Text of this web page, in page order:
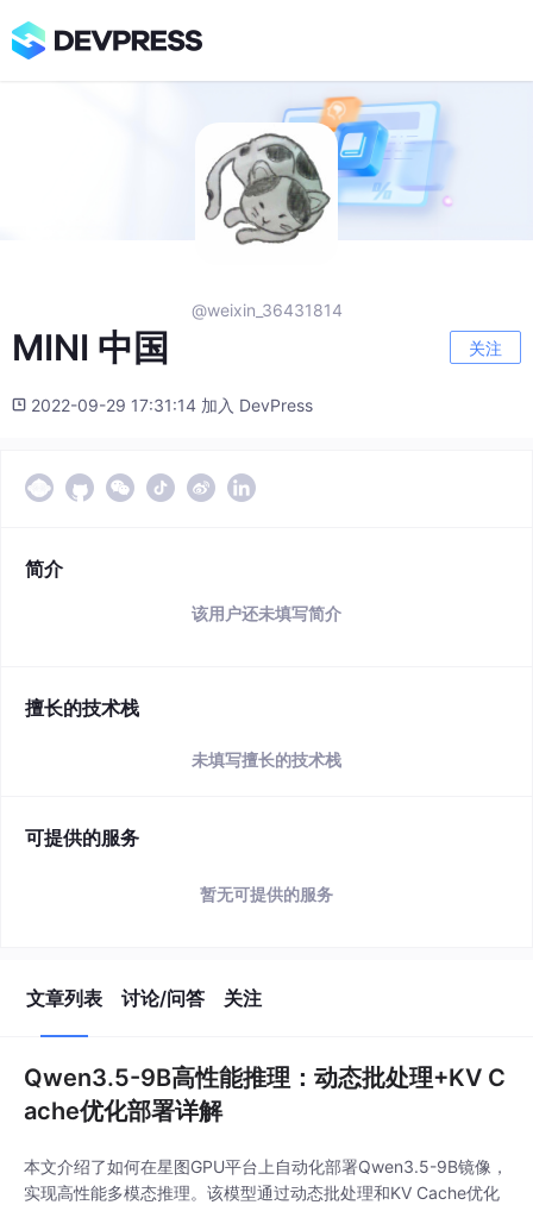
@weixin_36431814
MINI 中国 关注
2022-09-29 17:31:14 加入 DevPress
简介
该用户还未填写简介
擅长的技术栈
未填写擅长的技术栈
可提供的服务
暂无可提供的服务
文章列表 讨论/问答 关注
Qwen3.5-9B高性能推理：动态批处理+KV C
ache优化部署详解
本文介绍了如何在星图GPU平台上自动化部署Qwen3.5-9B镜像，
实现高性能多模态推理。该模型通过动态批处理和KV Cache优化